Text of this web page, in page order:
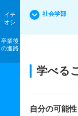
イチ
オシ
卒業後
の進路
社会学部
学べる
自分の可能